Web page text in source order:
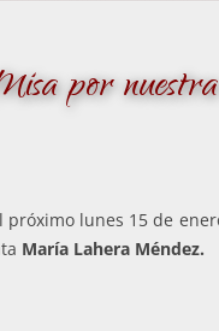
por
próximo lunes 15 de
María Lahera Méndez.